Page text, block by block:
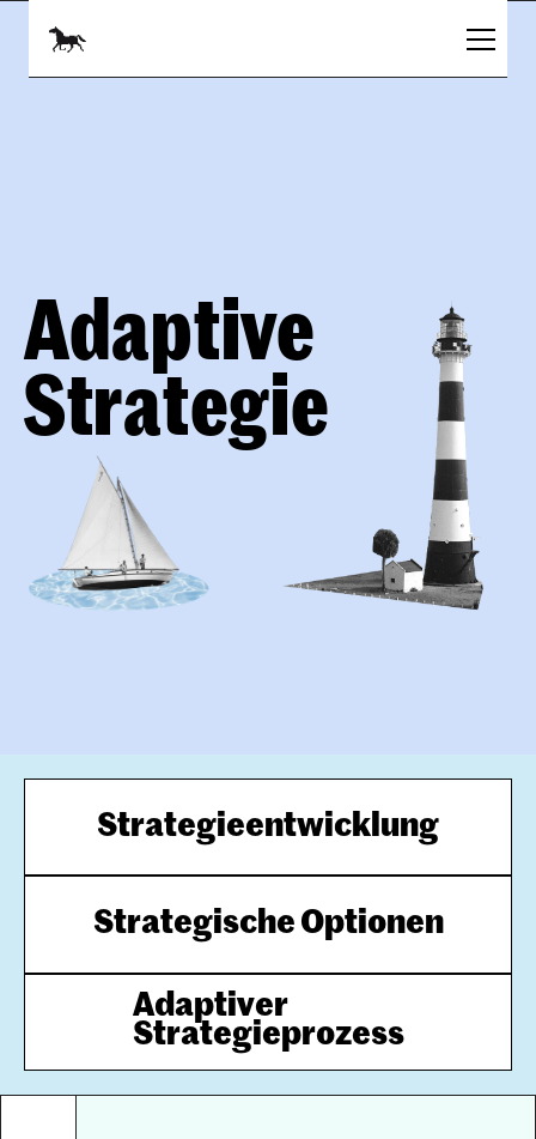
Adaptive
Strategie
Strategieentwicklung
Strategische Optionen
Adaptiver
Strategieprozess